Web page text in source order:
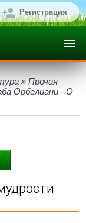
Регистрация
» Прочая
Орбелиани - О